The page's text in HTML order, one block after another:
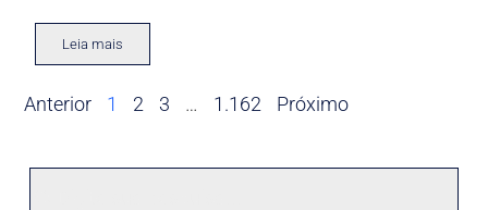
Leia mais
Anterior 1 2 3 … 1.162 Próximo